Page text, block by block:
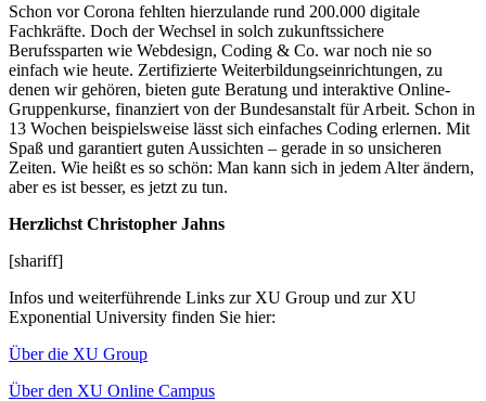
Schon vor Corona fehlten hierzulande rund 200.000 digitale
Fachkräfte. Doch der Wechsel in solch zukunftssichere
Berufssparten wie Webdesign, Coding & Co. war noch nie so
einfach wie heute. Zertifizierte Weiterbildungseinrichtungen, zu
denen wir gehören, bieten gute Beratung und interaktive Online-
Gruppenkurse, finanziert von der Bundesanstalt für Arbeit. Schon in
13 Wochen beispielsweise lässt sich einfaches Coding erlernen. Mit
Spaß und garantiert guten Aussichten – gerade in so unsicheren
Zeiten. Wie heißt es so schön: Man kann sich in jedem Alter ändern,
aber es ist besser, es jetzt zu tun.
Herzlichst Christopher Jahns
[shariff]
Infos und weiterführende Links zur XU Group und zur XU
Exponential University finden Sie hier:
Über die XU Group
Über den XU Online Campus